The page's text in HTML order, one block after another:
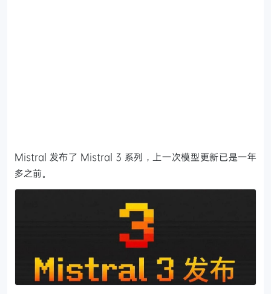
Mistral 发布了 Mistral 3 系列，上一次模型更新已是一年
多之前。